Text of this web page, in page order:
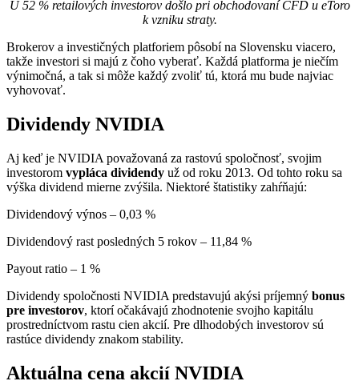
U 52 % retailových investorov došlo pri obchodovaní CFD u eToro
k vzniku straty.
Brokerov a investičných platforiem pôsobí na Slovensku viacero,
takže investori si majú z čoho vyberať. Každá platforma je niečím
výnimočná, a tak si môže každý zvoliť tú, ktorá mu bude najviac
vyhovovať.
Dividendy NVIDIA
Aj keď je NVIDIA považovaná za rastovú spoločnosť, svojim
investorom vypláca dividendy už od roku 2013. Od tohto roku sa
výška dividend mierne zvýšila. Niektoré štatistiky zahŕňajú:
Dividendový výnos – 0,03 %
Dividendový rast posledných 5 rokov – 11,84 %
Payout ratio – 1 %
Dividendy spoločnosti NVIDIA predstavujú akýsi príjemný bonus
pre investorov, ktorí očakávajú zhodnotenie svojho kapitálu
prostredníctvom rastu cien akcií. Pre dlhodobých investorov sú
rastúce dividendy znakom stability.
Aktuálna cena akcií NVIDIA